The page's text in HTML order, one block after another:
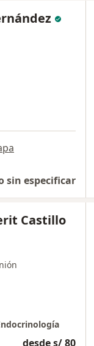
sin especificar
Castillo
desde s/ 80